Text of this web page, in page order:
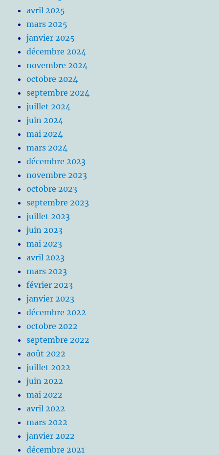
avril 2025
mars 2025
janvier 2025
décembre 2024
novembre 2024
octobre 2024
septembre 2024
juillet 2024
juin 2024
mai 2024
mars 2024
décembre 2023
novembre 2023
octobre 2023
septembre 2023
juillet 2023
juin 2023
mai 2023
avril 2023
mars 2023
février 2023
janvier 2023
décembre 2022
octobre 2022
septembre 2022
août 2022
juillet 2022
juin 2022
mai 2022
avril 2022
mars 2022
janvier 2022
décembre 2021